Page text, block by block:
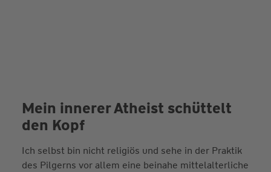
Mein innerer Atheist schüttelt
den Kopf
Ich selbst bin nicht religiös und sehe in der Praktik
des Pilgerns vor allem eine beinahe mittelalterliche